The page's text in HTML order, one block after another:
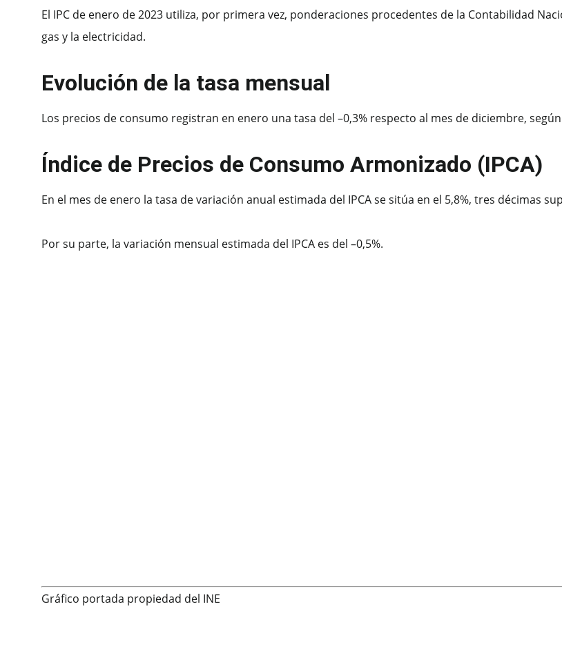
El IPC de enero de 2023 utiliza, por primera vez, ponderaciones procedentes de la Contabilidad
gas y la electricidad.
Evolución de la tasa mensual
Los precios de consumo registran en enero una tasa del –0,3% respecto al mes de diciembre,
Índice de Precios de Consumo Armonizado (IPCA)
En el mes de enero la tasa de variación anual estimada del IPCA se sitúa en el 5,8%, tres décimas
Por su parte, la variación mensual estimada del IPCA es del –0,5%.
Gráfico portada propiedad del INE